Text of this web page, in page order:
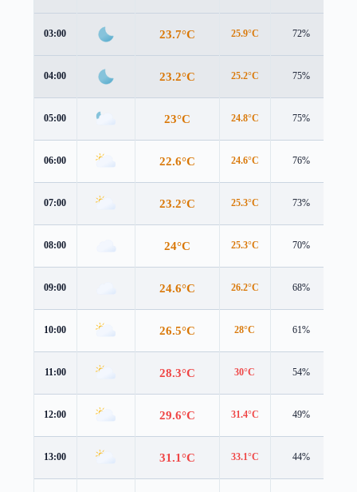
03:00 23.7°C 25.9°C 72%
04:00 23.2°C 25.2°C 75%
05:00 23°C 24.8°C 75%
06:00 22.6°C 24.6°C 76%
07:00 23.2°C 25.3°C 73%
08:00 24°C 25.3°C 70%
09:00 24.6°C 26.2°C 68%
10:00 26.5°C 28°C 61%
11:00 28.3°C 30°C 54%
12:00 29.6°C 31.4°C 49%
13:00 31.1°C 33.1°C 44%